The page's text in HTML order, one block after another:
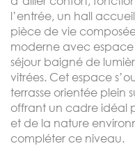
l’entrée, un hall
pièce de vie
moderne avec espace
séjour baigné de
vitrées. Cet espace
terrasse orientée plein
offrant un cadre idéal
et de la nature
compléter ce niveau.